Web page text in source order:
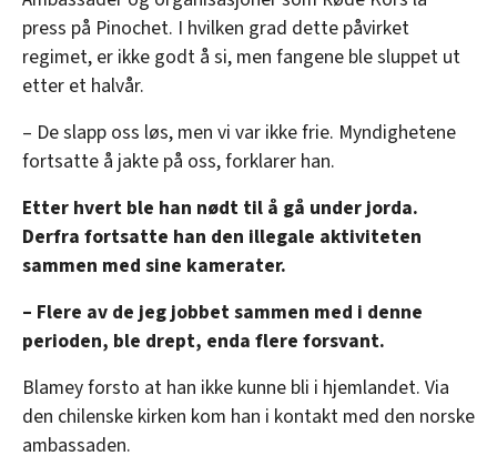
press på Pinochet. I hvilken grad dette påvirket
regimet, er ikke godt å si, men fangene ble sluppet ut
etter et halvår.
– De slapp oss løs, men vi var ikke frie. Myndighetene
fortsatte å jakte på oss, forklarer han.
Etter hvert ble han nødt til å gå under jorda.
Derfra fortsatte han den illegale aktiviteten
sammen med sine kamerater.
– Flere av de jeg jobbet sammen med i denne
perioden, ble drept, enda flere forsvant.
Blamey forsto at han ikke kunne bli i hjemlandet. Via
den chilenske kirken kom han i kontakt med den norske
ambassaden.